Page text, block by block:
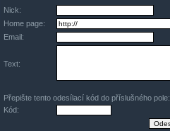
Nick:
Home page:
Email:
Text:
Přepište tento odesílací kód do příslušného pole:
Kód: